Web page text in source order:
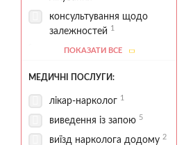
консультування щодо
залежностей 1
лікування алкоголізму
8
лікування ігроманії
лікування
наркозалежності
ПОКАЗАТИ ВСЕ
МЕДИЧНІ ПОСЛУГИ:
лікар-нарколог 1
виведення із запою 5
виїзд нарколога додому 2